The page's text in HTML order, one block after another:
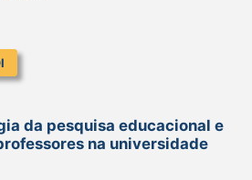
da pesquisa educacional e
na universidade